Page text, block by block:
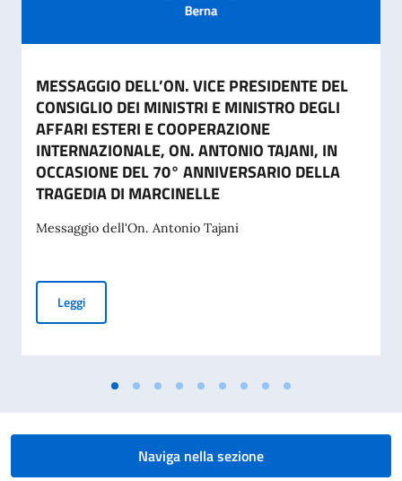
MESSAGGIO DELL’ON. VICE PRESIDENTE DEL
CONSIGLIO DEI MINISTRI E MINISTRO DEGLI
AFFARI ESTERI E COOPERAZIONE
INTERNAZIONALE, ON. ANTONIO TAJANI, IN
OCCASIONE DEL 70° ANNIVERSARIO DELLA
TRAGEDIA DI MARCINELLE
Messaggio dell'On. Antonio Tajani
LeggiMESSAGGIO DELL’ON. VICE PRESIDENTE DEL
Naviga nella sezione